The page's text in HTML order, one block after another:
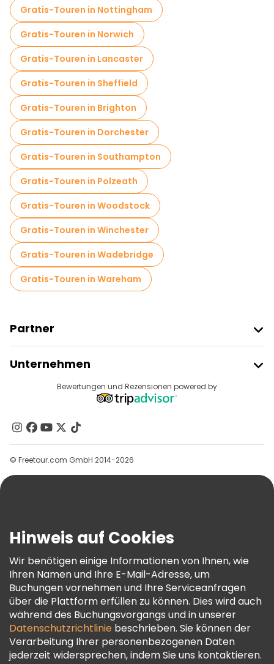
Gratis-Touren in Nottingham
Gratis-Touren in Norwich
Gratis-Touren in Lancaster
Gratis-Touren in Sheffield
Gratis-Touren in Brighton
Gratis-Touren in Dorchester
Gratis-Touren in Southampton
Gratis-Touren in Polzeath
Gratis-Touren in Woodstock
Gratis-Touren in Winchester
Gratis-Touren in Wadebridge
Gratis-Touren in Wareham
Partner
Anbieter-Anmeldung
Affiliate-Programm
Unternehmen
Reiseziele
Kontakt
Gruppen
Hilfe
AGB Und Rechtliches
Cookie-Richtlinie
Freetour Auszeichnungen
Treueprogramm
Bewertungen und Rezensionen powered by
© Freetour.com GmbH 2014-2026
Hinweis auf Cookies
Wir benötigen einige Informationen von Ihnen, wie
Ihren Namen und Ihre E-Mail-Adresse, um
Buchungen vornehmen und Ihre Serviceanfragen
über die Plattform erfüllen zu können. Dies wird auch
während des Buchungsvorgangs und in unserer
Datenschutzrichtlinie beschrieben. Sie können der
Verarbeitung Ihrer personenbezogenen Daten
jederzeit widersprechen, indem Sie uns kontaktieren.